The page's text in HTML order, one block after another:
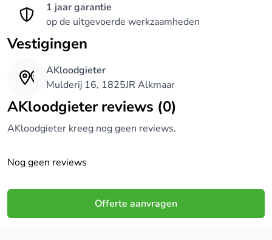
1 jaar garantie
op de uitgevoerde werkzaamheden
Vestigingen
AKloodgieter
Mulderij 16, 1825JR Alkmaar
AKloodgieter reviews (0)
AKloodgieter kreeg nog geen reviews.
Nog geen reviews
Offerte aanvragen